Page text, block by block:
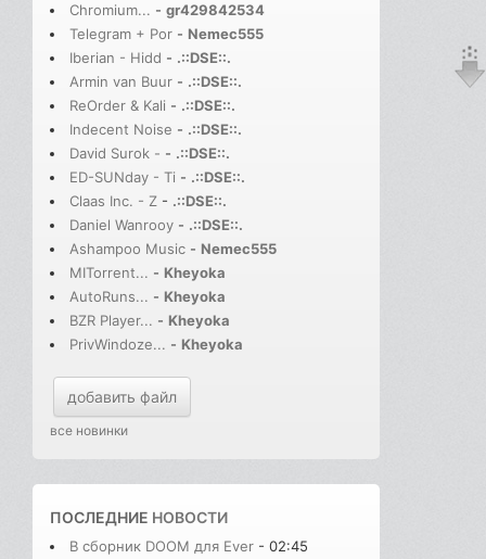
Chromium... - gr429842534
Telegram + Por - Nemec555
Iberian - Hidd - .::DSE::.
Armin van Buur - .::DSE::.
ReOrder & Kali - .::DSE::.
Indecent Noise - .::DSE::.
David Surok - - .::DSE::.
ED-SUNday - Ti - .::DSE::.
Claas Inc. - Z - .::DSE::.
Daniel Wanrooy - .::DSE::.
Ashampoo Music - Nemec555
MITorrent... - Kheyoka
AutoRuns... - Kheyoka
BZR Player... - Kheyoka
PrivWindoze... - Kheyoka
добавить файл
все новинки
ПОСЛЕДНИЕ НОВОСТИ
В сборник DOOM для Ever - 02:45